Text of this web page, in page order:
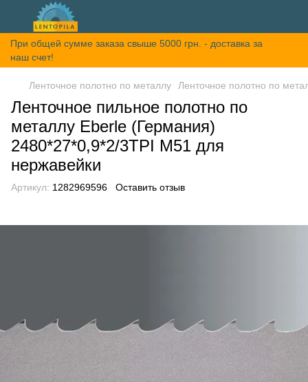
При общей сумме заказа свыше 5000 грн. - доставка за
наш счет!
Ленточное полотно по металлу Ленточное полотно по
Ленточное пильное полотно по
металлу Eberle (Германия)
2480*27*0,9*2/3TPI M51 для
нержавейки
Артикул: 1282969596 Оставить отзыв